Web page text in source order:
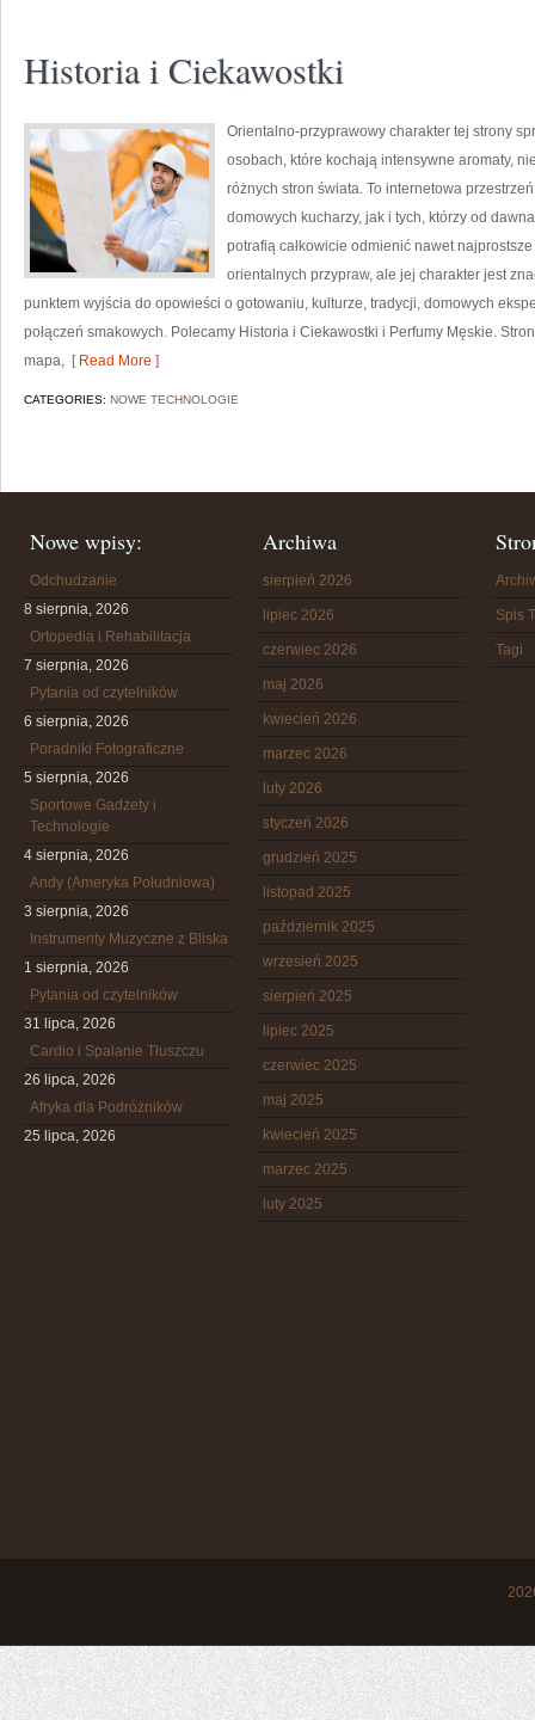
Historia i Ciekawostki
Orientalno-przyprawowy charakter tej strony
osobach, które kochają intensywne aromaty,
różnych stron świata. To internetowa
domowych kucharzy, jak i tych, którzy od
potrafią całkowicie odmienić nawet
orientalnych przypraw, ale jej charakter jest
punktem wyjścia do opowieści o gotowaniu, kulturze, tradycji, domowych
połączeń smakowych. Polecamy Historia i Ciekawostki i Perfumy Męskie.
mapa, [ Read More ]
CATEGORIES: NOWE TECHNOLOGIE
Nowe wpisy:
Odchudzanie
8 sierpnia, 2026
Ortopedia i Rehabilitacja
7 sierpnia, 2026
Pytania od czytelników
6 sierpnia, 2026
Poradniki Fotograficzne
5 sierpnia, 2026
Sportowe Gadżety i
Technologie
4 sierpnia, 2026
Andy (Ameryka Południowa)
3 sierpnia, 2026
Instrumenty Muzyczne z Bliska
1 sierpnia, 2026
Pytania od czytelników
31 lipca, 2026
Cardio i Spalanie Tłuszczu
26 lipca, 2026
Afryka dla Podróżników
25 lipca, 2026
Archiwa
sierpień 2026
lipiec 2026
czerwiec 2026
maj 2026
kwiecień 2026
marzec 2026
luty 2026
styczeń 2026
grudzień 2025
listopad 2025
październik 2025
wrzesień 2025
sierpień 2025
lipiec 2025
czerwiec 2025
maj 2025
kwiecień 2025
marzec 2025
luty 2025
Spis
Tagi